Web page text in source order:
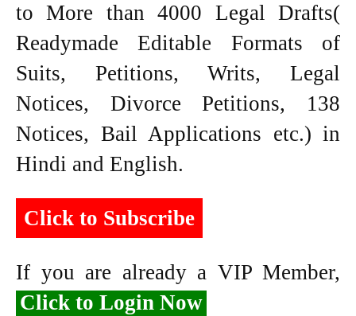
to More than 4000 Legal Drafts(
Readymade Editable Formats of
Suits, Petitions, Writs, Legal
Notices, Divorce Petitions, 138
Notices, Bail Applications etc.) in
Hindi and English.
Click to Subscribe
If you are already a VIP Member,
Click to Login Now